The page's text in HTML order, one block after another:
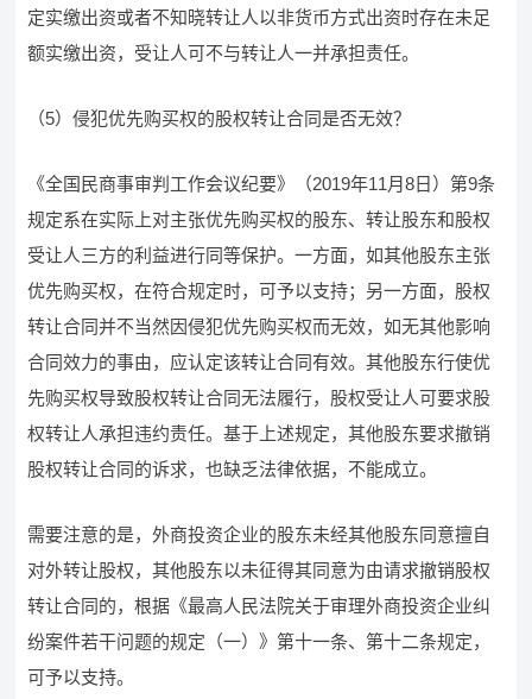
定实缴出资或者不知晓转让人以非货币方式出资时存在未足
额实缴出资，受让人可不与转让人一并承担责任。
（5）侵犯优先购买权的股权转让合同是否无效？
《全国民商事审判工作会议纪要》（2019年11月8日）第9条
规定系在实际上对主张优先购买权的股东、转让股东和股权
受让人三方的利益进行同等保护。一方面，如其他股东主张
优先购买权，在符合规定时，可予以支持；另一方面，股权
转让合同并不当然因侵犯优先购买权而无效，如无其他影响
合同效力的事由，应认定该转让合同有效。其他股东行使优
先购买权导致股权转让合同无法履行，股权受让人可要求股
权转让人承担违约责任。基于上述规定，其他股东要求撤销
股权转让合同的诉求，也缺乏法律依据，不能成立。
需要注意的是，外商投资企业的股东未经其他股东同意擅自
对外转让股权，其他股东以未征得其同意为由请求撤销股权
转让合同的，根据《最高人民法院关于审理外商投资企业纠
纷案件若干问题的规定（一）》第十一条、第十二条规定，
可予以支持。